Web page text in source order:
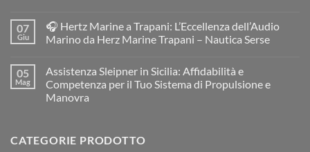
e
Restauratore
di
Gommoni
a
Trapani:
Restauro
Vetroresina
su
BOAT
SERVICE
Assistenza
e
Rivendita
Ufficiale
07
Giu
🎧 Hertz Marine a Trapani: L’Eccellenza dell’Audio
Marino da Herz Marine Trapani – Nautica Serse
su
🎧
Hertz
Marine
Marino
05
Mag
Assistenza Sleipner in Sicilia: Affidabilità e
Competenza per il Tuo Sistema di Propulsione e
Manovra
Assistenza
Sleipner
CATEGORIE PRODOTTO